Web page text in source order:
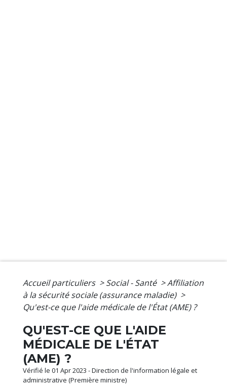
Accueil particuliers > Social - Santé >Affiliation
à la sécurité sociale (assurance maladie) >
Qu'est-ce que l'aide médicale de l'État (AME) ?
QU'EST-CE QUE L'AIDE
MÉDICALE DE L'ÉTAT
(AME) ?
Vérifié le 01 Apr 2023 - Direction de l'information légale et
administrative (Première ministre)